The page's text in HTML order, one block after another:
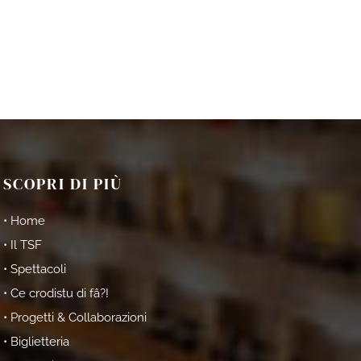
SCOPRI DI PIÙ
• Home
• Il TSF
• Spettacoli
• Ce crodistu di fâ?!
• Progetti & Collaborazioni
• Biglietteria